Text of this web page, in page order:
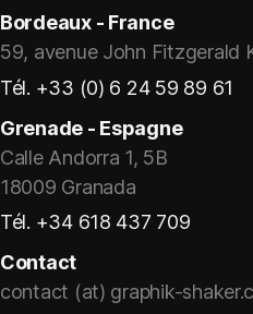
Bordeaux - France
59, avenue John Fitzgerald
Tél. +33 (0) 6 24 59 89 61
Grenade - Espagne
Calle Andorra 1, 5B
18009 Granada
Tél. +34 618 437 709
Contact
contact (at) graphik-